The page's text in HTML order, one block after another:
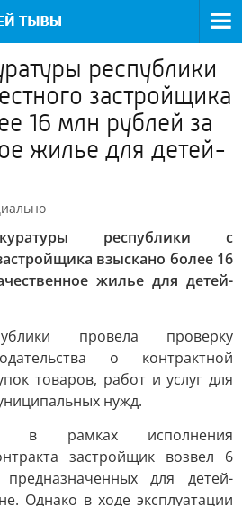
республики
застройщика
16 млн рублей за
жилье для детей-
республики с
взыскано более 16
жилье для детей-
провела проверку
о контрактной
товаров, работ и услуг для
нужд.
в рамках исполнения
застройщик возвел 6
для детей-
Однако в ходе эксплуатации